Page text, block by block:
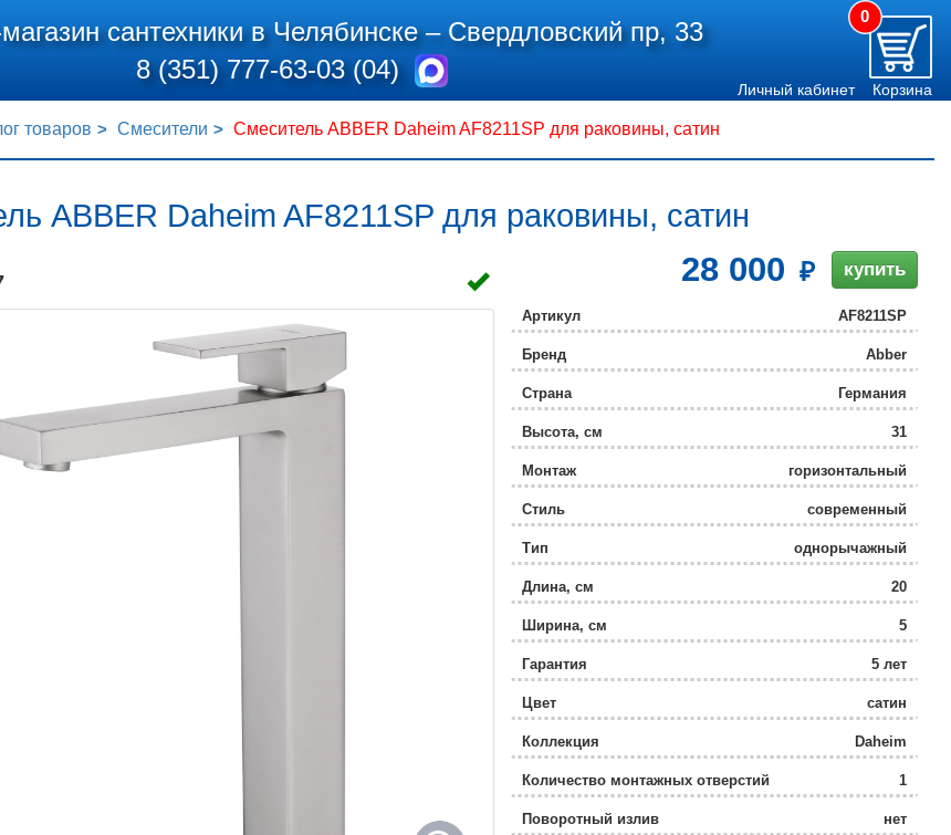
сантехники в Челябинске –Свердловский пр, 33
8 (351) 777-63-03 (04)
0
Личный кабинет Корзина
товаров Смесители Смеситель ABBER Daheim AF8211SP для раковины, сатин
ABBER Daheim AF8211SP для раковины, сатин
28 000 купить
Артикул AF8211SP
Бренд Abber
Страна Германия
Высота, см 31
Монтаж
горизонтальный
(стандартный)
Стиль
современный
Тип однорычажный
Длина, см 20
Ширина, см 5
Гарантия 5 лет
Цвет сатин
Коллекция Daheim
Количество монтажных отверстий 1
Поворотный излив нет